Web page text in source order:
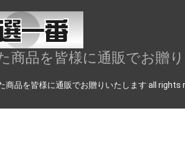
商品を皆様に通販でお贈
品を皆様に通販でお贈りいたします all rights